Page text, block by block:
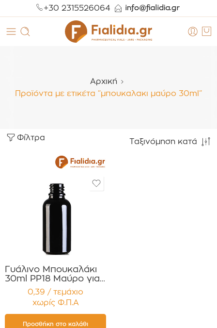
+30 2315526064
Αρχική
Προϊόντα με ετικέτα “μπουκαλακι μαύρο 30ml”
Φίλτρα Ταξινόμηση κατά
Γυάλινο Μπουκαλάκι
30ml PP18 Μαύρο για
Αιθέρια Έλαια
,Βάμματα ,Αρώματα
Συσκευασία 12
τεμαχίων
0,39 / τεμάχιο
χωρίς Φ.Π.Α
Προσθήκη στο καλάθι